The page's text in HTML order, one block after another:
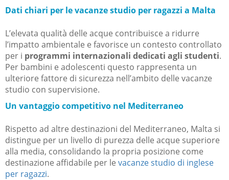
Dati chiari per le vacanze studio per ragazzi a Malta
L’elevata qualità delle acque contribuisce a ridurre
l’impatto ambientale e favorisce un contesto controllato
per i programmi internazionali dedicati agli studenti.
Per bambini e adolescenti questo rappresenta un
ulteriore fattore di sicurezza nell’ambito delle vacanze
studio con supervisione.
Un vantaggio competitivo nel Mediterraneo
Rispetto ad altre destinazioni del Mediterraneo, Malta si
distingue per un livello di purezza delle acque superiore
alla media, consolidando la propria posizione come
destinazione affidabile per le vacanze studio di inglese
per ragazzi.